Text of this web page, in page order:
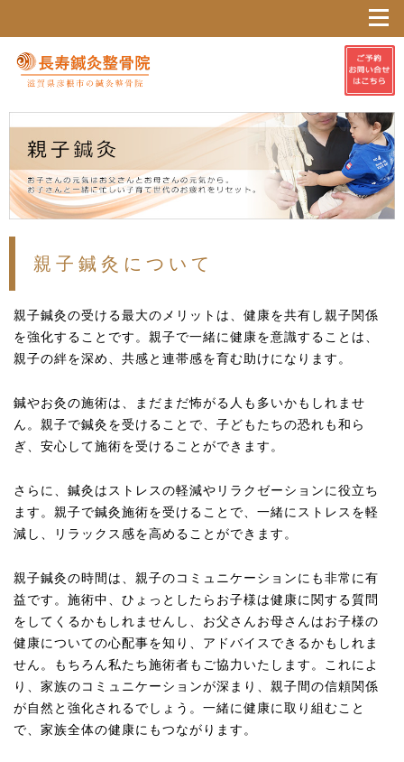
親子鍼灸について
親子鍼灸の受ける最大のメリットは、健康を共有し親子関係
を強化することです。親子で一緒に健康を意識することは、
親子の絆を深め、共感と連帯感を育む助けになります。
鍼やお灸の施術は、まだまだ怖がる人も多いかもしれませ
ん。親子で鍼灸を受けることで、子どもたちの恐れも和ら
ぎ、安心して施術を受けることができます。
さらに、鍼灸はストレスの軽減やリラクゼーションに役立ち
ます。親子で鍼灸施術を受けることで、一緒にストレスを軽
減し、リラックス感を高めることができます。
親子鍼灸の時間は、親子のコミュニケーションにも非常に有
益です。施術中、ひょっとしたらお子様は健康に関する質問
をしてくるかもしれませんし、お父さんお母さんはお子様の
健康についての心配事を知り、アドバイスできるかもしれま
せん。もちろん私たち施術者もご協力いたします。これによ
り、家族のコミュニケーションが深まり、親子間の信頼関係
が自然と強化されるでしょう。一緒に健康に取り組むこと
で、家族全体の健康にもつながります。